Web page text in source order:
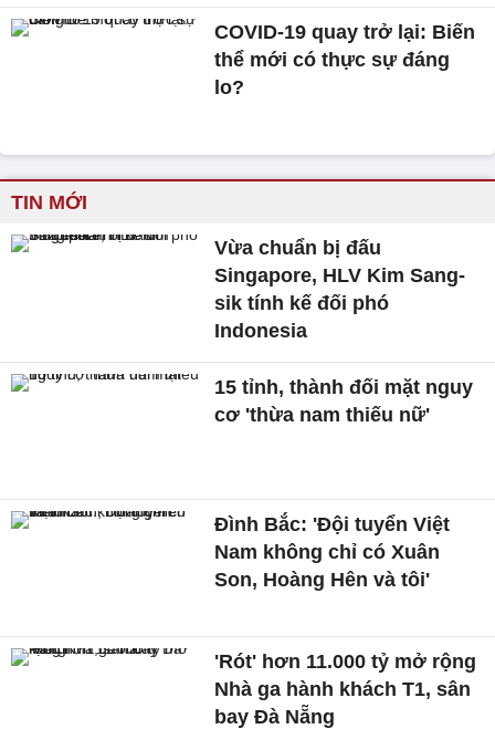
COVID-19 quay trở lại: Biến
thể mới có thực sự đáng
lo?
TIN MỚI
Vừa chuẩn bị đấu
Singapore, HLV Kim Sang-
sik tính kế đối phó
Indonesia
15 tỉnh, thành đối mặt nguy
cơ 'thừa nam thiếu nữ'
Đình Bắc: 'Đội tuyển Việt
Nam không chỉ có Xuân
Son, Hoàng Hên và tôi'
'Rót' hơn 11.000 tỷ mở rộng
Nhà ga hành khách T1, sân
bay Đà Nẵng